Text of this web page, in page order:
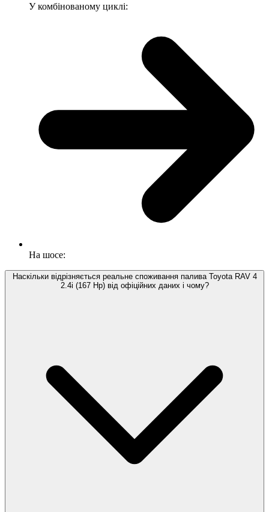
У комбінованому циклі:
На шосе:
Наскільки відрізняється реальне споживання палива Toyota RAV 4
2.4i (167 Hp) від офіційних даних і чому?